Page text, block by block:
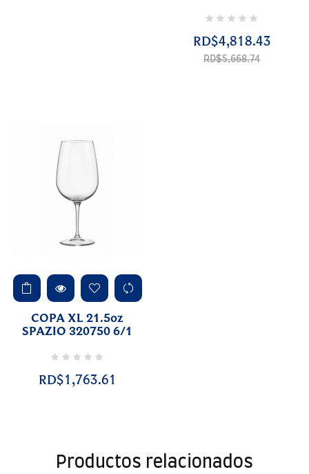
RD$4,818.43Precio
RD$5,668.74
COPA XL 21.5oz
SPAZIO 320750 6/1
RD$1,763.61
Productos relacionados